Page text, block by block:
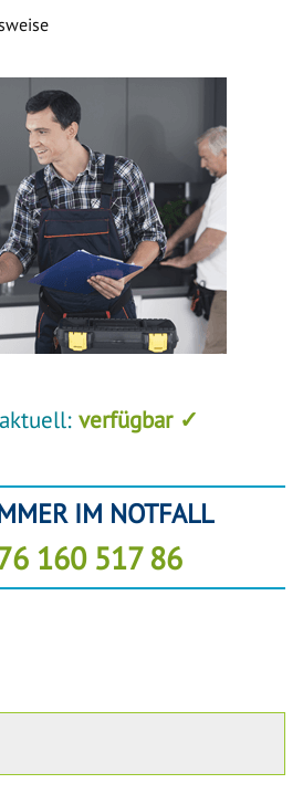
verfügbar ✓
IM NOTFALL
160 517 86